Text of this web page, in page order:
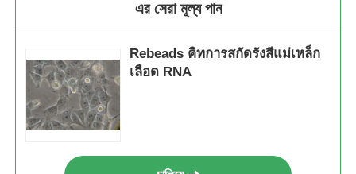
เซลล์เรียงลําดับ กระบอกแม่เหล็ก
การทำโปรตีนให้บริสุทธิ์ด้วยลูกปัดแม่เหล็ก
এর সেরা মূল্য পান
Rebeads คิทการสกัดรังสีแม่เหล็ก
เลือด RNA